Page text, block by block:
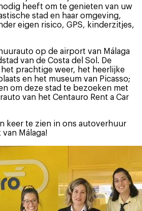
heeft om te genieten van uw
stad en haar omgeving,
eigen risico, GPS, kinderzitjes,
op de airport van Málaga
van de Costa del Sol. De
prachtige weer, het heerlijke
en het museum van Picasso;
om deze stad te bezoeken met
van het Centauro Rent a Car
keer te zien in ons autoverhuur
Málaga!